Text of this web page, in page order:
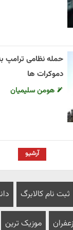
حمله نظامی ترامپ
دموکرات ها
هومن سلیمیان
آرشیو
ثبت نام کالابرگ
موزیک ترین